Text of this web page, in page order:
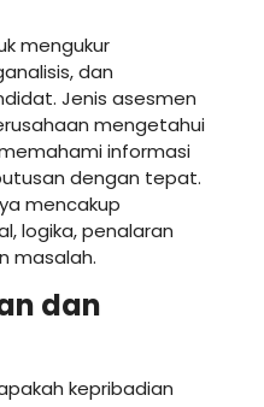
mengukur
dan
Jenis asesmen
mengetahui
informasi
dengan tepat.
mencakup
logika, penalaran
masalah.
dan
kepribadian